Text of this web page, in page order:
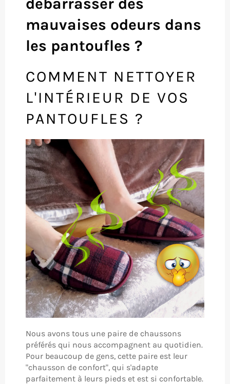
débarrasser des
mauvaises odeurs dans
les pantoufles ?
COMMENT NETTOYER
L'INTÉRIEUR DE VOS
PANTOUFLES ?
Nous avons tous une paire de chaussons
préférés qui nous accompagnent au quotidien.
Pour beaucoup de gens, cette paire est leur
"chausson de confort", qui s'adapte
parfaitement à leurs pieds et est si confortable.